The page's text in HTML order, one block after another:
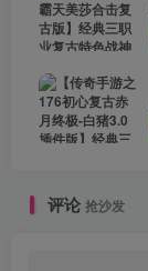
评论 抢沙发